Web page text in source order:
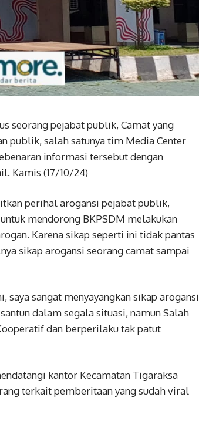
seorang pejabat publik, Camat yang
publik, salah satunya tim Media Center
informasi tersebut dengan
Kamis (17/10/24)
perihal arogansi pejabat publik,
mendorong BKPSDM melakukan
Karena sikap seperti ini tidak pantas
sikap arogansi seorang camat sampai
saya sangat menyayangkan sikap arogansi
dalam segala situasi, namun Salah
dan berperilaku tak patut
kantor Kecamatan Tigaraksa
terkait pemberitaan yang sudah viral